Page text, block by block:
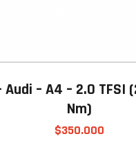
Audi – A4 – 2.0 TFSI
Nm)
$350.000